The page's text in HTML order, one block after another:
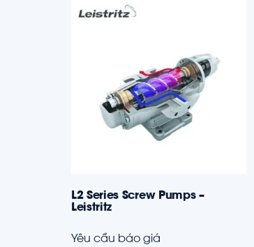
L2 Series Screw Pumps –
Leistritz
Yêu cầu báo giá